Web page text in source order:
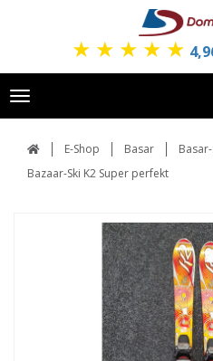
★ ★ ★ ★ ★
Toggle
navigation
E-Shop Basar
Basar-
Bazaar-Ski K2 Super perfekt